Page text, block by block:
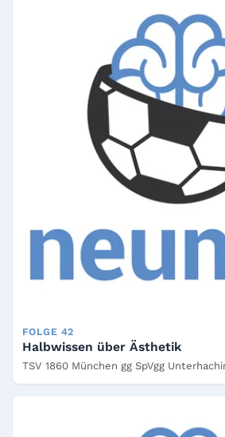
FOLGE 42
Halbwissen über Ästhetik
TSV 1860 München gg SpVgg